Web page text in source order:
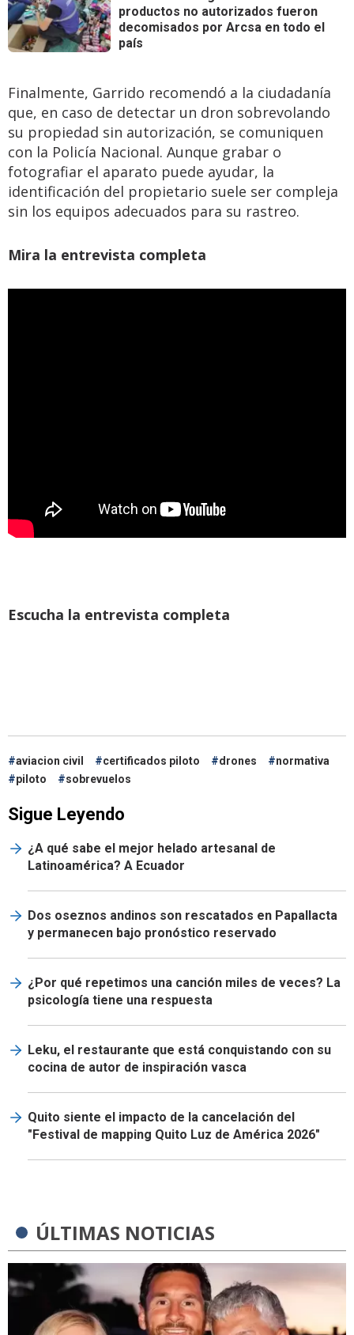
productos no autorizados fueron
decomisados por Arcsa en todo el
país
Finalmente, Garrido recomendó a la ciudadanía
que, en caso de detectar un dron sobrevolando
su propiedad sin autorización, se comuniquen
con la Policía Nacional. Aunque grabar o
fotografiar el aparato puede ayudar, la
identificación del propietario suele ser compleja
sin los equipos adecuados para su rastreo.
Mira la entrevista completa
Escucha la entrevista completa
aviacion civil certificados piloto drones
normativa
piloto
sobrevuelos
Sigue Leyendo
¿A qué sabe el mejor helado artesanal de
Latinoamérica? A Ecuador
Dos oseznos andinos son rescatados en Papallacta
y permanecen bajo pronóstico reservado
¿Por qué repetimos una canción miles de veces? La
psicología tiene una respuesta
Leku, el restaurante que está conquistando con su
cocina de autor de inspiración vasca
Quito siente el impacto de la cancelación del
"Festival de mapping Quito Luz de América 2026"
ÚLTIMAS NOTICIAS